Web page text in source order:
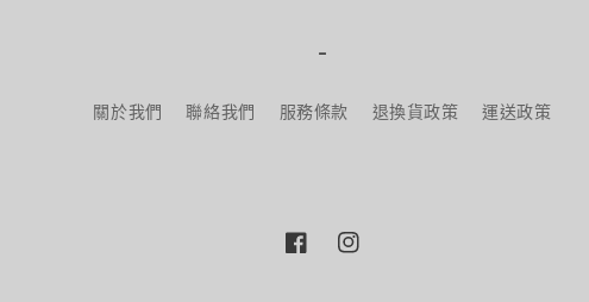
-
關於我們 聯絡我們 服務條款 退換貨政策 運送政策
FacebookInstagram